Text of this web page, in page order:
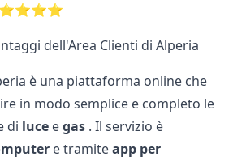
dell'Area Clienti di Alperia
è una piattaforma online che
in modo semplice e completo le
di luce egas . Il servizio è
e tramiteapp per